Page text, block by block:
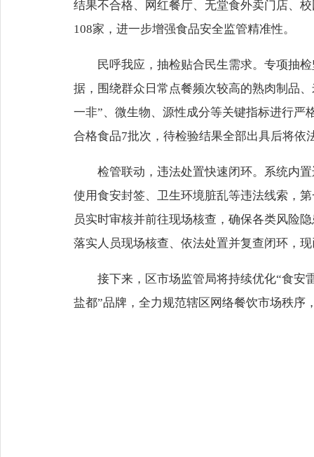
结果不合格、网红餐厅、无堂食外卖门店、
108家，进一步增强食品安全监管精准性。
民呼我应，抽检贴合民生需求。专项抽
据，围绕群众日常点餐频次较高的熟肉制品
一非”、微生物、源性成分等关键指标进行严
合格食品7批次，待检验结果全部出具后将
检管联动，违法处置快速闭环。系统内
使用食安封签、卫生环境脏乱等违法线索，
员实时审核并前往现场核查，确保各类风险
落实人员现场核查、依法处置并复查闭环，
接下来，区市场监管局将持续优化“食安
盐都”品牌，全力规范辖区网络餐饮市场秩序